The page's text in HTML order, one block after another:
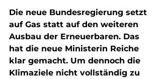
Die neue Bundesregierung setzt
auf Gas statt auf den weiteren
Ausbau der Erneuerbaren. Das
hat die neue Ministerin Reiche
klar gemacht. Um dennoch die
Klimaziele nicht vollständig zu